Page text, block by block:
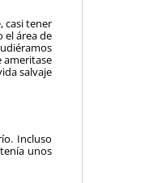
casi tener
el área de
ameritase
salvaje
Incluso
unos